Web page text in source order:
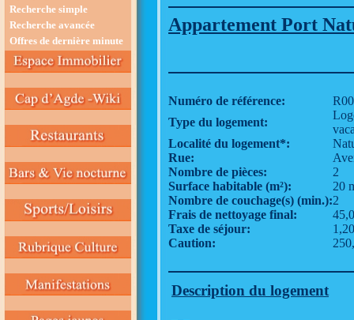
Recherche simple
Recherche avancée
Offres de dernière minute
Appartement Port
Numéro de référence:
Type du logement:
Localité du logement*:
Rue:
Nombre de pièces:
2
Surface habitable (m²):
20
Nombre de couchage(s) (min.):2
Frais de nettoyage final:
Taxe de séjour:
Caution:
Description du logement